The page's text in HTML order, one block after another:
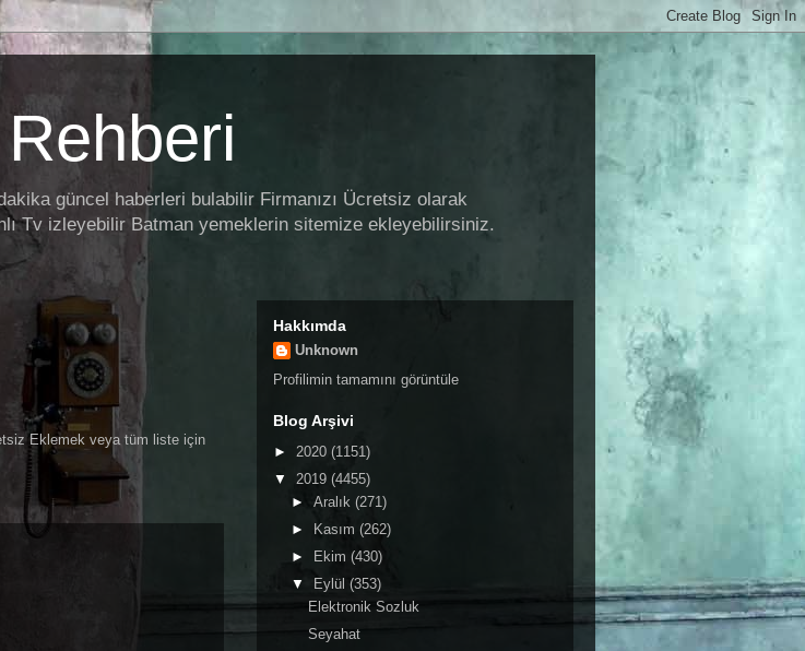
güncel haberleri bulabilir Firmanızı Ücretsiz olarak
Tv izleyebilir Batman yemeklerin sitemize ekleyebilirsiniz.
Eklemek veya tüm liste için
Hakkımda
Unknown
Profilimin tamamını görüntüle
Blog Arşivi
► 2020 (1151)
▼ 2019 (4455)
► Aralık (271)
►
Kasım (262)
►
Ekim (430)
▼ Eylül (353)
Elektronik Sozluk
Seyahat